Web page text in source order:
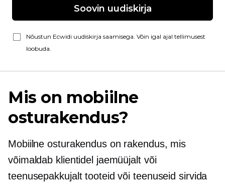
Soovin uudiskirja
Nõustun Ecwidi uudiskirja saamisega. Võin igal ajal tellimusest
loobuda.
Mis on mobiilne
osturakendus?
Mobiilne osturakendus on rakendus, mis
võimaldab klientidel jaemüüjalt või
teenusepakkujalt tooteid või teenuseid sirvida